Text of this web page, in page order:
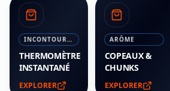
INCONTOURNABLE
THERMOMÈTRE
INSTANTANÉ
EXPLORER
ARÔME
COPEAUX &
CHUNKS
EXPLORER